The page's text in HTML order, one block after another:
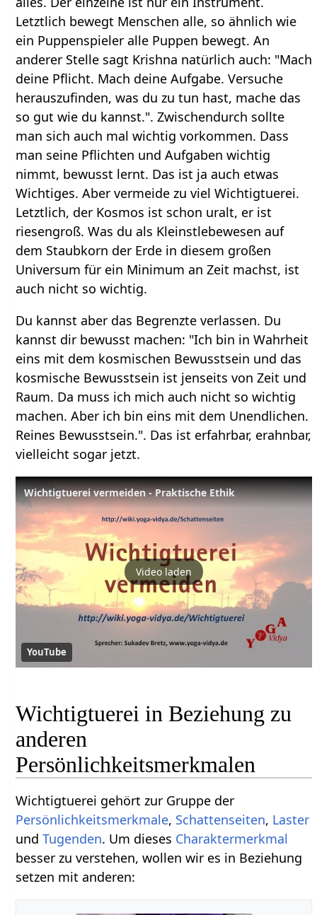
Letztlich bewegt Menschen alle, so ähnlich wie
ein Puppenspieler alle Puppen bewegt. An
anderer Stelle sagt Krishna natürlich auch: "Mach
deine Pflicht. Mach deine Aufgabe. Versuche
herauszufinden, was du zu tun hast, mache das
so gut wie du kannst.". Zwischendurch sollte
man sich auch mal wichtig vorkommen. Dass
man seine Pflichten und Aufgaben wichtig
nimmt, bewusst lernt. Das ist ja auch etwas
Wichtiges. Aber vermeide zu viel Wichtigtuerei.
Letztlich, der Kosmos ist schon uralt, er ist
riesengroß. Was du als Kleinstlebewesen auf
dem Staubkorn der Erde in diesem großen
Universum für ein Minimum an Zeit machst, ist
auch nicht so wichtig.
Du kannst aber das Begrenzte verlassen. Du
kannst dir bewusst machen: "Ich bin in Wahrheit
eins mit dem kosmischen Bewusstsein und das
kosmische Bewusstsein ist jenseits von Zeit und
Raum. Da muss ich mich auch nicht so wichtig
machen. Aber ich bin eins mit dem Unendlichen.
Reines Bewusstsein.". Das ist erfahrbar, erahnbar,
vielleicht sogar jetzt.
Wichtigtuerei vermeiden - Praktische Ethik
Video laden
YouTube
Wichtigtuerei in Beziehung zu
anderen
Persönlichkeitsmerkmalen
Wichtigtuerei gehört zur Gruppe der
Persönlichkeitsmerkmale, Schattenseiten, Laster
undTugenden. Um dieses Charaktermerkmal
besser zu verstehen, wollen wir es in Beziehung
setzen mit anderen: